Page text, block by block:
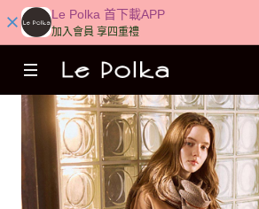
Le Polka 首下載APP
加入會員 享四重禮